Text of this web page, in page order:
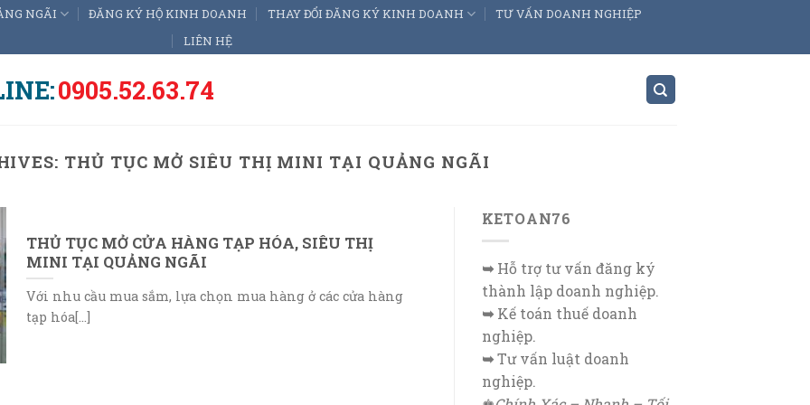
NGÃI ĐĂNG KÝ HỘ KINH DOANH THAY ĐỔI ĐĂNG KÝ KINH DOANH
TƯ VẤN DOANH NGHIỆP
LIÊN HỆ
0905.52.63.74
THỦ TỤC MỞ SIÊU THỊ MINI TẠI QUẢNG NGÃI
THỦ TỤC MỞ CỬA HÀNG TẠP HÓA, SIÊU THỊ
MINI TẠI QUẢNG NGÃI
Với nhu cầu mua sắm, lựa chọn mua hàng ở các cửa hàng
tạp hóa[...]
KETOAN76
➥Hỗ trợ tư vấn đăng ký
thành lập doanh nghiệp.
➥Kế toán thuế doanh
nghiệp.
➥Tư vấn luật doanh
nghiệp.